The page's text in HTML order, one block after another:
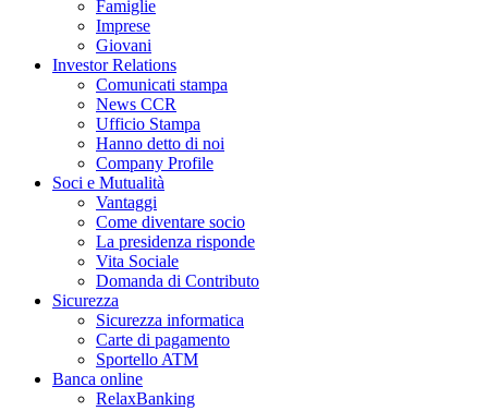
Famiglie
Imprese
Giovani
Investor Relations
Comunicati stampa
News CCR
Ufficio Stampa
Hanno detto di noi
Company Profile
Soci e Mutualità
Vantaggi
Come diventare socio
La presidenza risponde
Vita Sociale
Domanda di Contributo
Sicurezza
Sicurezza informatica
Carte di pagamento
Sportello ATM
Banca online
RelaxBanking